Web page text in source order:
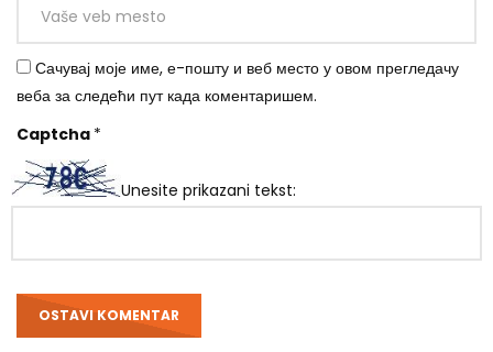
Сачувај моје име, е-пошту и веб место у овом прегледачу
веба за следећи пут када коментаришем.
Captcha *
Unesite prikazani tekst: